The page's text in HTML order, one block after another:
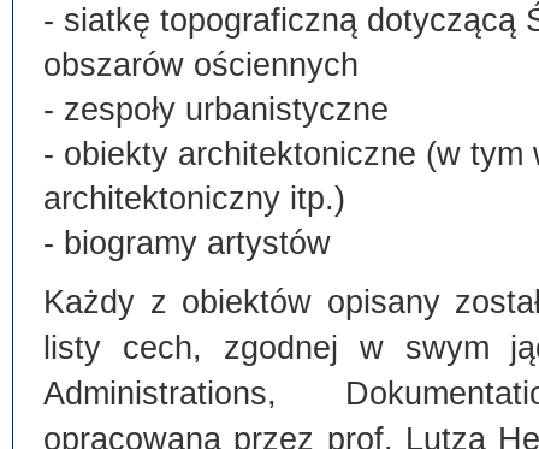
- siatkę topograficzną dotyczącą
obszarów ościennych
- zespoły urbanistyczne
- obiekty architektoniczne (w
architektoniczny itp.)
- biogramy artystów
Każdy z obiektów opisany
listy cech, zgodnej w swym
Administrations,
opracowaną przez prof. Lutza